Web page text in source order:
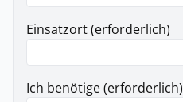
Einsatzort (erforderlich)
Ich benötige (erforderlich)